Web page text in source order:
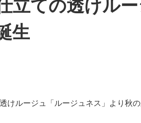
立ての透けル
生
けルージュ「ルージュネス」より秋